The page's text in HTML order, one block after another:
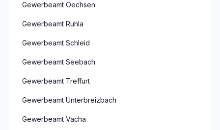
Gewerbeamt Oechsen
Gewerbeamt Ruhla
Gewerbeamt Schleid
Gewerbeamt Seebach
Gewerbeamt Treffurt
Gewerbeamt Unterbreizbach
Gewerbeamt Vacha